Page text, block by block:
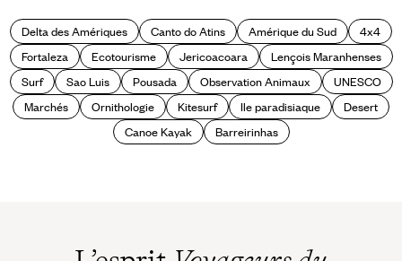
Delta des Amériques Canto do Atins Amérique du Sud
4x4
Fortaleza
Ecotourisme Jericoacoara
Lençois Maranhenses
Surf
Sao Luis Pousada Observation Animaux
UNESCO
Marchés
Ornithologie Kitesurf Ile paradisiaque
Desert
Canoe Kayak
Barreirinhas